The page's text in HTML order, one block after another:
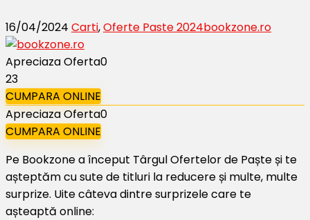
16/04/2024 Carti,Oferte Paste 2024bookzone.ro
Apreciaza Oferta0
23
CUMPARA ONLINE
Apreciaza Oferta0
CUMPARA ONLINE
Pe Bookzone a început Târgul Ofertelor de Paște și te
așteptăm cu sute de titluri la reducere și multe, multe
surprize. Uite câteva dintre surprizele care te
așteaptă online: